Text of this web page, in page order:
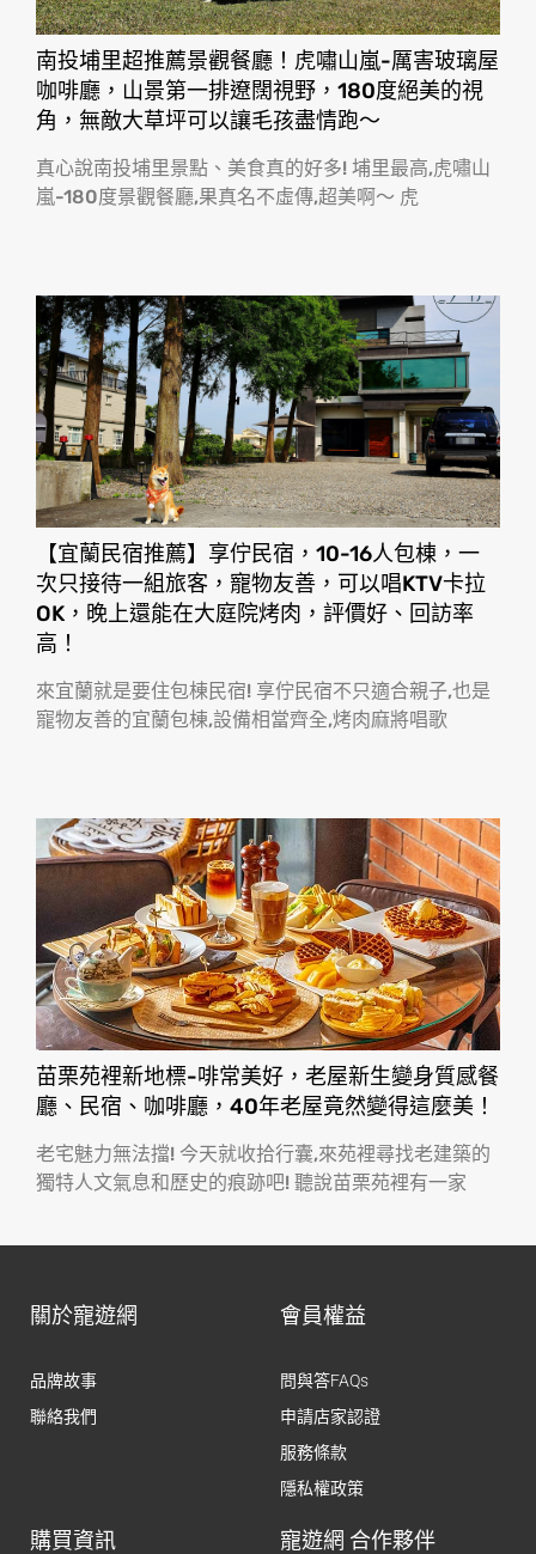
南投埔里超推薦景觀餐廳！虎嘯山嵐-厲害玻璃屋
咖啡廳，山景第一排遼闊視野，180度絕美的視
角，無敵大草坪可以讓毛孩盡情跑〜
真心說南投埔里景點、美食真的好多! 埔里最高,虎嘯山
嵐-180度景觀餐廳,果真名不虛傳,超美啊〜 虎
【宜蘭民宿推薦】享佇民宿，10-16人包棟，一
次只接待一組旅客，寵物友善，可以唱KTV卡拉
OK，晚上還能在大庭院烤肉，評價好、回訪率
高！
來宜蘭就是要住包棟民宿! 享佇民宿不只適合親子,也是
寵物友善的宜蘭包棟,設備相當齊全,烤肉麻將唱歌
苗栗苑裡新地標-啡常美好，老屋新生變身質感餐
廳、民宿、咖啡廳，40年老屋竟然變得這麼美！
老宅魅力無法擋! 今天就收拾行囊,來苑裡尋找老建築的
獨特人文氣息和歷史的痕跡吧! 聽說苗栗苑裡有一家
關於寵遊網
品牌故事
聯絡我們
會員權益
問與答FAQs
申請店家認證
服務條款
隱私權政策
購買資訊 寵遊網 合作夥伴